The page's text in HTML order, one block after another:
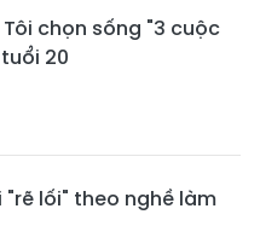
Tôi chọn sống "3 cuộc
20
"rẽ lối" theo nghề làm